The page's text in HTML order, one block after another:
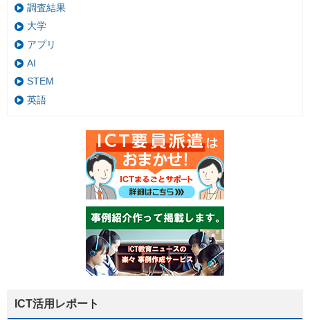
調査結果
大学
アプリ
AI
STEM
英語
ICT活用レポート